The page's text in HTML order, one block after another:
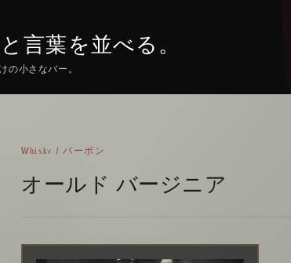
言葉を並べる。
の小さなバー。
Whisky / バーボン
オールド バージニア